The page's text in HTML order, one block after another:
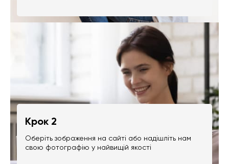
Крок 2
Оберіть зображення на сайті або надішліть нам
свою фотографію у найвищій якості